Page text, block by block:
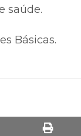
saúde.
Básicas.
print